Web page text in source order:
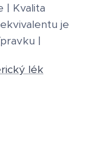
| Kvalita
je
|
lék